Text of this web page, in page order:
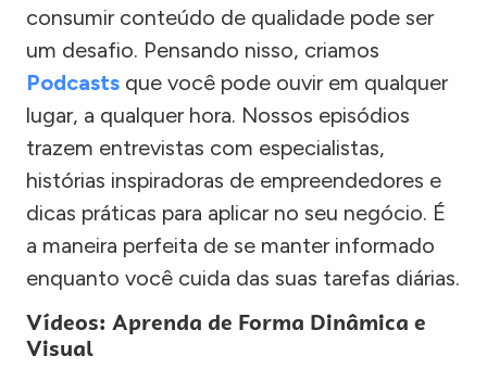
consumir conteúdo de qualidade pode ser
um desafio. Pensando nisso, criamos
Podcasts que você pode ouvir em qualquer
lugar, a qualquer hora. Nossos episódios
trazem entrevistas com especialistas,
histórias inspiradoras de empreendedores e
dicas práticas para aplicar no seu negócio. É
a maneira perfeita de se manter informado
enquanto você cuida das suas tarefas diárias.
Vídeos: Aprenda de Forma Dinâmica e
Visual